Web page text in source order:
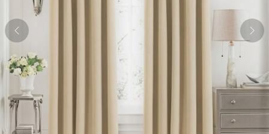
Previous